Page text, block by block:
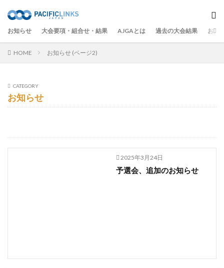
お知らせ 大会要項・組合せ・結果 AJGAとは 過去の大会結果 お問
HOME お知らせ (ページ2)
CATEGORY
お知らせ
2025年3月24日
予選会、追加のお知らせ